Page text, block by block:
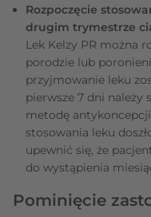
Rozpoczęcie
drugim trymestrze
Lek Kelzy PR można
porodzie lub
przyjmowanie leku
pierwsze 7 dni należy
metodę
stosowania leku
upewnić się, że
do wystąpienia
Pominięcie